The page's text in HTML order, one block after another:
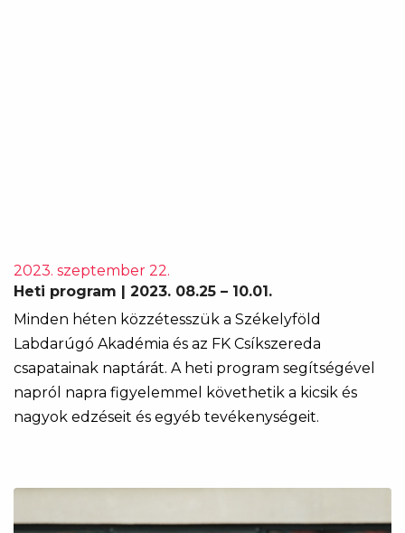
2023. szeptember 22.
Heti program | 2023. 08.25 – 10.01.
Minden héten közzétesszük a Székelyföld
Labdarúgó Akadémia és az FK Csíkszereda
csapatainak naptárát. A heti program segítségével
napról napra figyelemmel követhetik a kicsik és
nagyok edzéseit és egyéb tevékenységeit.